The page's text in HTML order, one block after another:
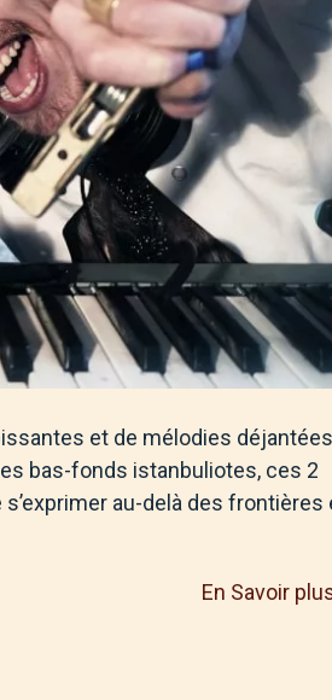
et de mélodies
bas-fonds istanbuliotes, ces 2
au-delà des frontières
En Savoir